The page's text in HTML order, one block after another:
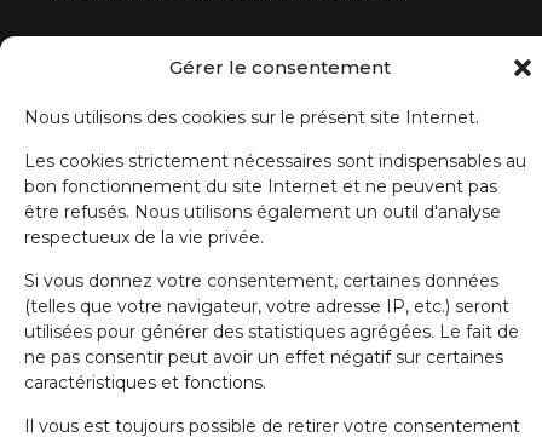
Gérer le consentement
Nous utilisons des cookies sur le présent site Internet.
Les cookies strictement nécessaires sont indispensables au
bon fonctionnement du site Internet et ne peuvent pas
être refusés. Nous utilisons également un outil d'analyse
respectueux de la vie privée.
Si vous donnez votre consentement, certaines données
(telles que votre navigateur, votre adresse IP, etc.) seront
utilisées pour générer des statistiques agrégées. Le fait de
ne pas consentir peut avoir un effet négatif sur certaines
caractéristiques et fonctions.
Il vous est toujours possible de retirer votre consentement
Nom de famille
E-mail
J'accepte la politique de confidentialité.